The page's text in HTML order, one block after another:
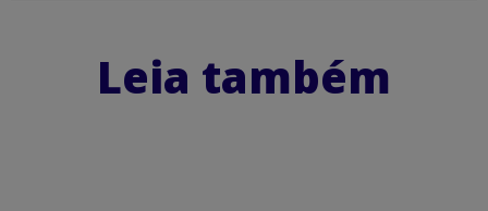
Leia também